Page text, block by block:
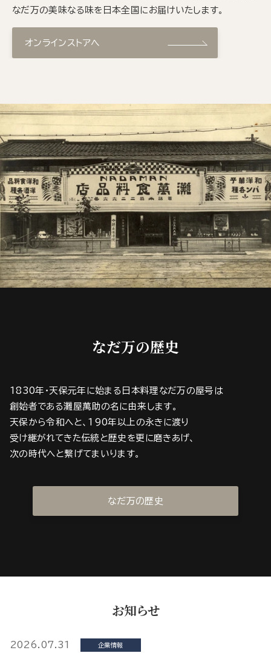
なだ万の美味なる味を日本全国にお届けいたします。
オンラインストアへ
なだ万の歴史
1830年・天保元年に始まる日本料理なだ万の屋号は
創始者である灘屋萬助の名に由来します。
天保から令和へと、190年以上の永きに渡り
受け継がれてきた伝統と歴史を更に磨きあげ、
次の時代へと繋げてまいります。
なだ万の歴史
お知らせ
2026.07.31 企業情報